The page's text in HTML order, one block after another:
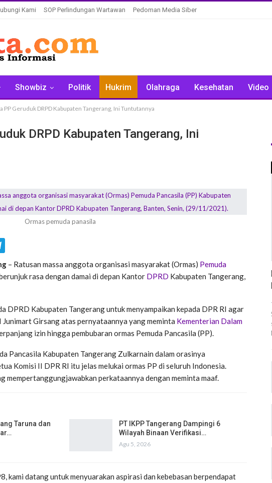
Kami SOP Perlindungan Wartawan Pedoman Media Siber
Showbiz Politik Hukrim Olahraga Kesehatan Video
PP Geruduk DRPD Kabupaten Tangerang, Ini Tuntutannya
DRPD Kabupaten Tangerang, Ini
Ormas pemuda panasila
– Ratusan massa anggota organisasi masyarakat (Ormas) Pemuda
rasa dengan damai di depan Kantor DPRD Kabupaten Tangerang,
DPRD Kabupaten Tangerang untuk menyampaikan kepada DPR RI agar
Girsang atas pernyataannya yang meminta Kementerian Dalam
izin hingga pembubaran ormas Pemuda Pancasila (PP).
Pancasila Kabupaten Tangerang Zulkarnain dalam orasinya
Komisi II DPR RI itu jelas melukai ormas PP di seluruh Indonesia.
mempertanggungjawabkan perkataannya dengan meminta maaf.
Taruna dan
PT IKPP Tangerang Dampingi 6
Wilayah Binaan Verifikasi…
Agu 5, 2026
kami datang untuk menyuarakan aspirasi dan kebebasan berpendapat